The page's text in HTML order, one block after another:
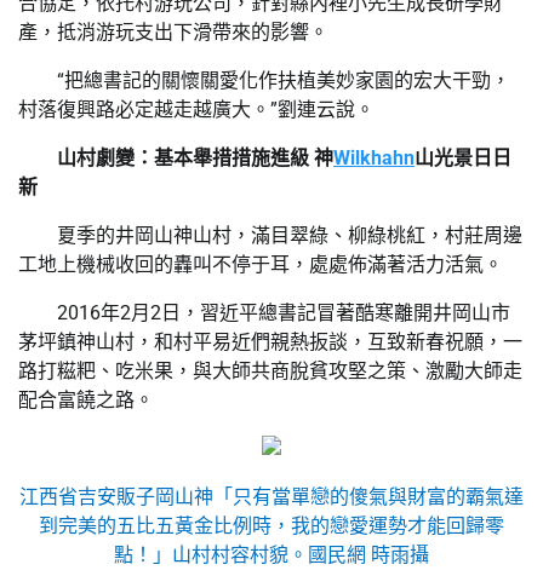
產，抵消游玩支出下滑帶來的影響。
“把總書記的關懷關愛化作扶植美妙家園的宏大干勁，
村落復興路必定越走越廣大。”劉連云說。
山村劇變：基本舉措措施進級 神Wilkhahn山光景日日
新
夏季的井岡山神山村，滿目翠綠、柳綠桃紅，村莊周邊
工地上機械收回的轟叫不停于耳，處處佈滿著活力活氣。
2016年2月2日，習近平總書記冒著酷寒離開井岡山市
茅坪鎮神山村，和村平易近們親熱扳談，互致新春祝願，一
路打糍粑、吃米果，與大師共商脫貧攻堅之策、激勵大師走
配合富饒之路。
江西省吉安販子岡山神「只有當單戀的傻氣與財富的霸氣達
到完美的五比五黃金比例時，我的戀愛運勢才能回歸零
點！」山村村容村貌。 國民網 時雨攝